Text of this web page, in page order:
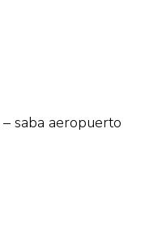
saba aeropuerto